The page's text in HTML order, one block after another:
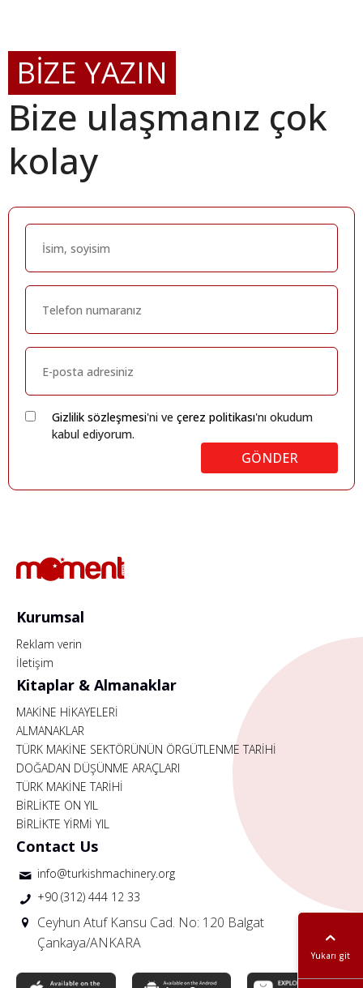
BİZE YAZIN
Bize ulaşmanız çok
kolay
Gizlilik sözleşmesi'ni ve çerez politikası'nı okudum
kabul ediyorum.
GÖNDER
Yukarı git
Kurumsal
Reklam verin
İletişim
Kitaplar & Almanaklar
MAKİNE HİKAYELERİ
ALMANAKLAR
TÜRK MAKİNE SEKTÖRÜNÜN ÖRGÜTLENME TARİHİ
DOĞADAN DÜŞÜNME ARAÇLARI
TÜRK MAKİNE TARİHİ
BİRLİKTE ON YIL
BİRLİKTE YİRMİ YIL
Contact Us
info@turkishmachinery.org
+90 (312) 444 12 33
Ceyhun Atuf Kansu Cad. No: 120 Balgat
Çankaya/ANKARA